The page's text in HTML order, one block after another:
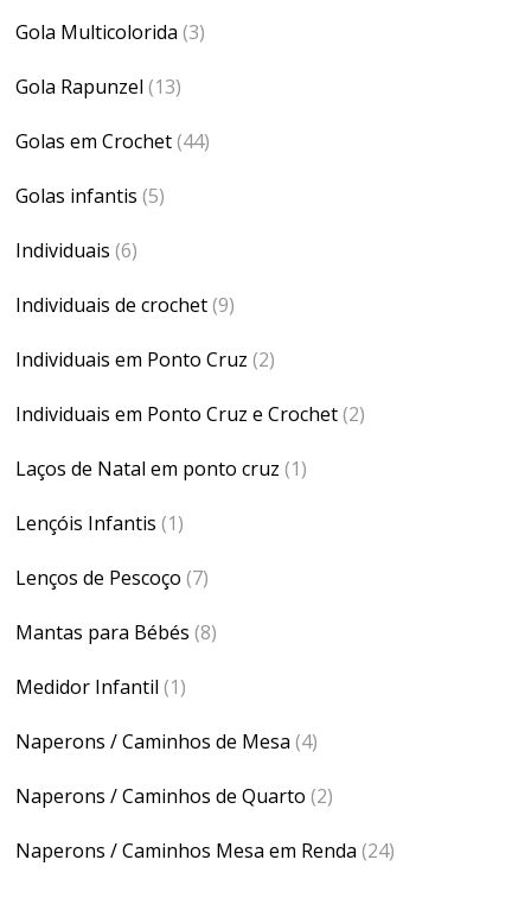
Gola Multicolorida (3)
Gola Rapunzel (13)
Golas em Crochet(44)
Golas infantis (5)
Individuais (6)
Individuais de crochet(9)
Individuais em Ponto Cruz (2)
Individuais em Ponto Cruz e Crochet(2)
Laços de Natal em ponto cruz (1)
Lençóis Infantis (1)
Lenços de Pescoço (7)
Mantas para Bébés (8)
Medidor Infantil (1)
Naperons / Caminhos de Mesa (4)
Naperons / Caminhos de Quarto (2)
Naperons / Caminhos Mesa em Renda (24)